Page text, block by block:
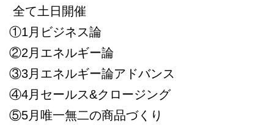
全て土日開催
①1月ビジネス論
②2月エネルギー論
③3月エネルギー論アドバンス
④4月セールス&クロージング
⑤5月唯一無二の商品づくり